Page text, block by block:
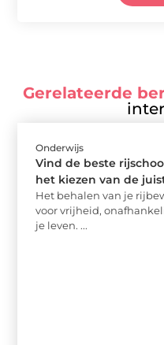
Gerelateerde
Onderwijs
Vind de beste
het kiezen van de
Het behalen van je
voor vrijheid,
je leven. ...